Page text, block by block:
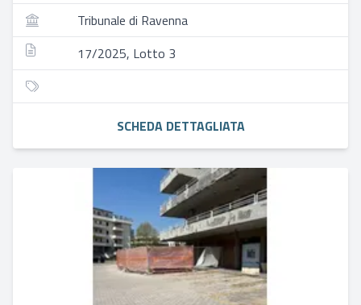
Tribunale di Ravenna
17/2025, Lotto 3
SCHEDA DETTAGLIATA